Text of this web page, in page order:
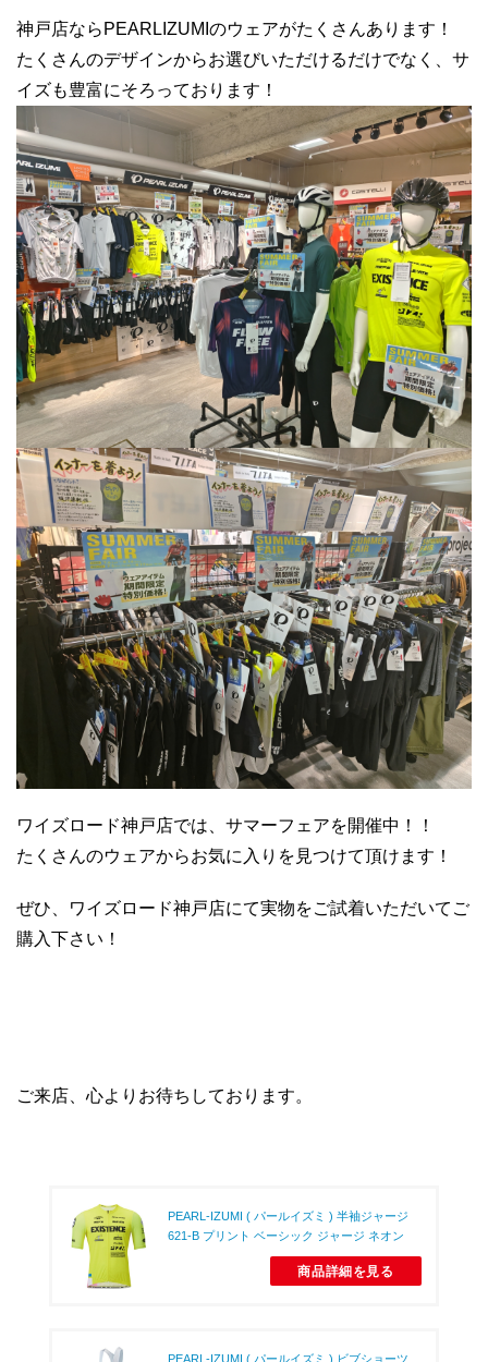
神戸店ならPEARLIZUMIのウェアがたくさんあります！
たくさんのデザインからお選びいただけるだけでなく、サ
イズも豊富にそろっております！
ワイズロード神戸店では、サマーフェアを開催中！！
たくさんのウェアからお気に入りを見つけて頂けます！
ぜひ、ワイズロード神戸店にて実物をご試着いただいてご
購入下さい！
ご来店、心よりお待ちしております。
PEARL-IZUMI ( パールイズミ ) 半袖ジャージ
621-B プリント ベーシック ジャージ ネオン
商品詳細を見る
PEARL-IZUMI ( パールイズミ ) ビブショーツ